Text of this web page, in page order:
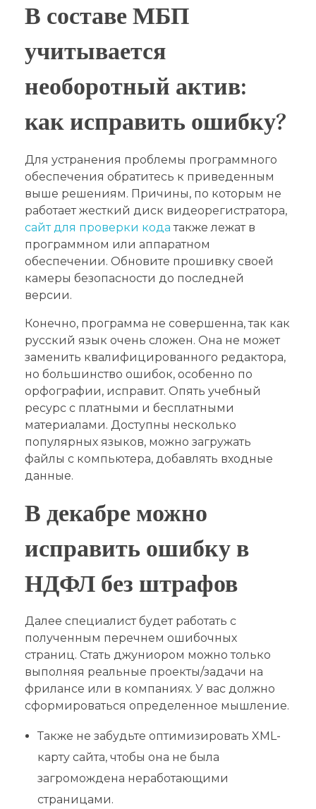
В составе МБП
учитывается
необоротный актив:
как исправить ошибку?
Для устранения проблемы программного
обеспечения обратитесь к приведенным
выше решениям. Причины, по которым не
работает жесткий диск видеорегистратора,
сайт для проверки кода также лежат в
программном или аппаратном
обеспечении. Обновите прошивку своей
камеры безопасности до последней
версии.
Конечно, программа не совершенна, так как
русский язык очень сложен. Она не может
заменить квалифицированного редактора,
но большинство ошибок, особенно по
орфографии, исправит. Опять учебный
ресурс с платными и бесплатными
материалами. Доступны несколько
популярных языков, можно загружать
файлы с компьютера, добавлять входные
данные.
В декабре можно
исправить ошибку в
НДФЛ без штрафов
Далее специалист будет работать с
полученным перечнем ошибочных
страниц. Стать джуниором можно только
выполняя реальные проекты/задачи на
фрилансе или в компаниях. У вас должно
сформироваться определенное мышление.
Также не забудьте оптимизировать XML-
карту сайта, чтобы она не была
загромождена неработающими
страницами.